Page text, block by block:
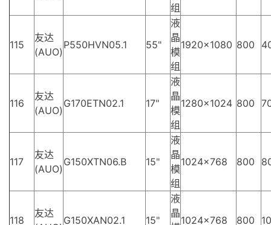
组
115
友达
(AUO)
P550HVN05.1 55"
液
晶
模
组
1920×1080 800
116
友达
(AUO)
G170ETN02.1 17"
液
晶
模
组
1280×1024 800
117
友达
(AUO)
G150XTN06.B 15"
液
晶
模
组
1024×768 800
118
友达
G150XAN02.1 15"
液
晶
1024×768 800